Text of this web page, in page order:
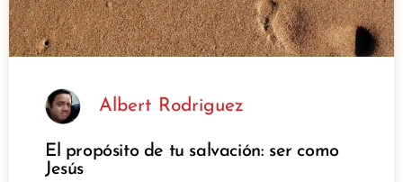
Albert Rodriguez
El propósito de tu salvación: ser como
Jesús